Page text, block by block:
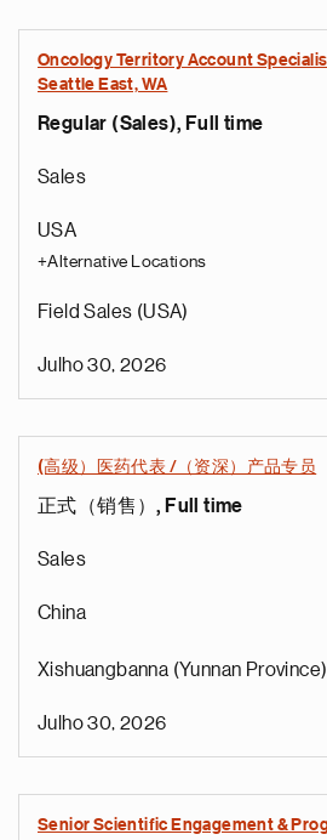
Oncology Territory Account
Seattle East, WA
Regular (Sales), Full time
Sales
USA
+Alternative Locations
Field Sales (USA)
Julho 30, 2026
(高级）医药代表 /（资深）产品专员
正式（销售）, Full time
Sales
China
Xishuangbanna (Yunnan Province)
Julho 30, 2026
Senior Scientific Engagement &